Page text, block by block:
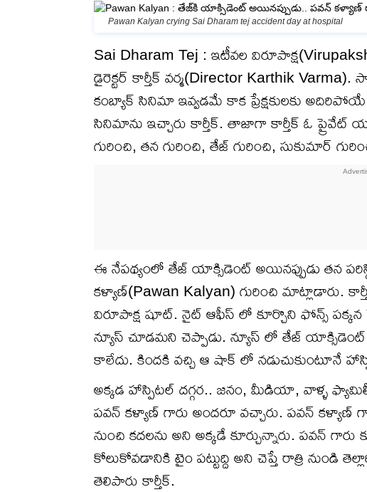
Pawan Kalyan crying Sai Dharam tej accident day at hospital
Sai Dharam Tej : ఇటీవల
డైరెక్టర్ కార్తీక్ వర్మ(Director Karthik
కంబ్యాక్ సినిమా ఇవ్వడమే కాక ప్రేక్షకులకు
సినిమాను ఇచ్చారు కార్తీక్. తాజాగా కార్తీక్ ఓ ప్రైవేట్
గురించి, తన గురించి, తేజ్ గురించి, సుకుమార్
ఈ నేపథ్యంలో తేజ్ యాక్సిడెంట్ అయినప్పుడు తన
కళ్యాణ్(Pawan Kalyan) గురించి మాట్లాడారు.
విరూపాక్ష షూట్. నైట్ ఆఫీస్ లో కూర్చొని ఫోన్స్
న్యూస్ చూడమని చెప్పాడు. న్యూస్ లో తేజ్
కాలేదు. కిందకి వచ్చి ఆ షాక్ లో నడుచుకుంటూనే
అక్కడ హాస్పిటల్ దగ్గర.. జనం, మీడియా, వాళ్ళ
పవన్ కళ్యాణ్ గారు అందరూ వచ్చారు. పవన్ కళ్యాణ్
నుంచి కదలను అని అక్కడే కూర్చున్నారు. పవన్
కోలుకోవడానికి టైం పట్టుద్ది అని చెప్తే రాత్రి నుండి
తెలిపారు కార్తీక్.